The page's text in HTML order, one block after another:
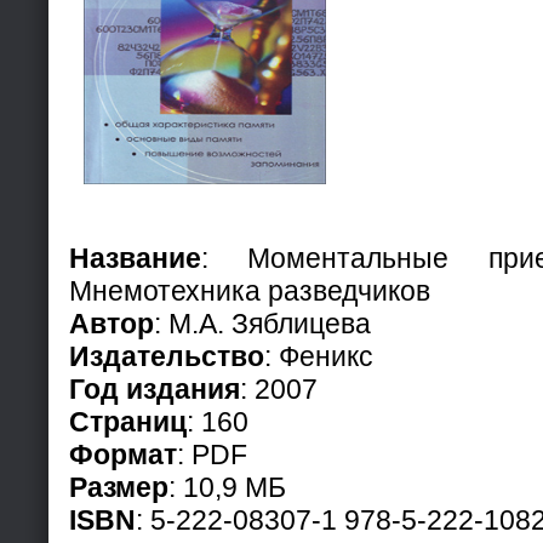
Название: Моментальные
Мнемотехника разведчиков
Автор: М.А. Зяблицева
Издательство: Феникс
Год издания: 2007
Страниц: 160
Формат: PDF
Размер: 10,9 МБ
ISBN: 5-222-08307-1 978-5-222-